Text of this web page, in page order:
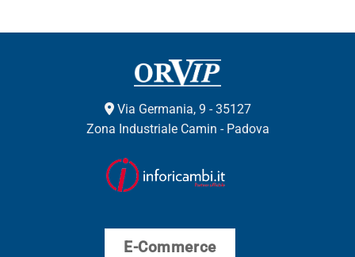
Via Germania, 9 - 35127
Zona Industriale Camin - Padova
E-Commerce